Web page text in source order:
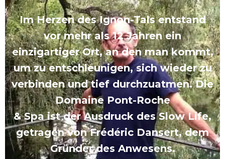
Im Herzen des Ignon-Tals entstand
vor mehr als 12 Jahren ein
einzigartiger Ort, an den man kommt,
um zu entschleunigen, sich wieder zu
verbinden und tief durchzuatmen. Die
Domaine Pont-Roche
& Spa ist der Ausdruck des Slow Life,
getragen von Frédéric Dansert, dem
Gründer des Anwesens.